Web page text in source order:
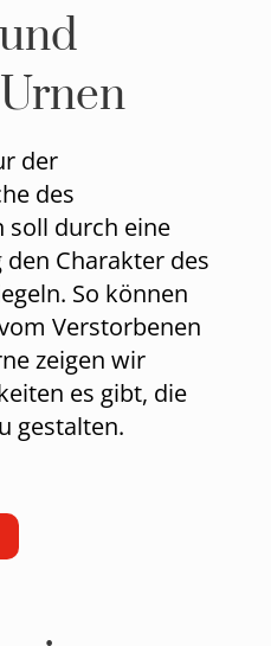
der
des
soll durch eine
Charakter des
So können
Verstorbenen
zeigen wir
es gibt, die
gestalten.